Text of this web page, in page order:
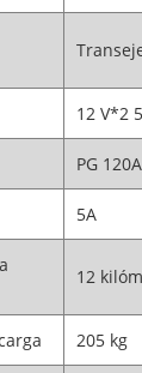
12 V*2
PG 120A
5A
12
205 kg